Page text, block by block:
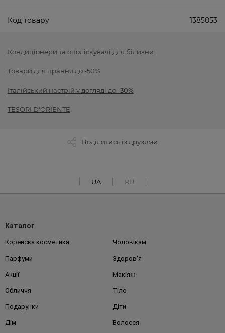
Код товару 1385053
Кондиціонери та ополіскувачі для білизни
Товари для прання до -50%
Італійський настрій у догляді до -30%
TESORI D'ORIENTE
Поділитись із друзями
UA RU
Каталог
Корейска косметика Чоловікам
Парфуми Здоров'я
Акції Макіяж
Обличчя Тіло
Подарунки Діти
Дім Волосся